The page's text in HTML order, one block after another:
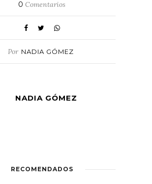
0 Comentarios
Por NADIA GÓMEZ
NADIA GÓMEZ
RECOMENDADOS